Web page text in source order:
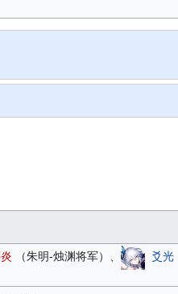
（朱明-烛渊将军）、 爻光